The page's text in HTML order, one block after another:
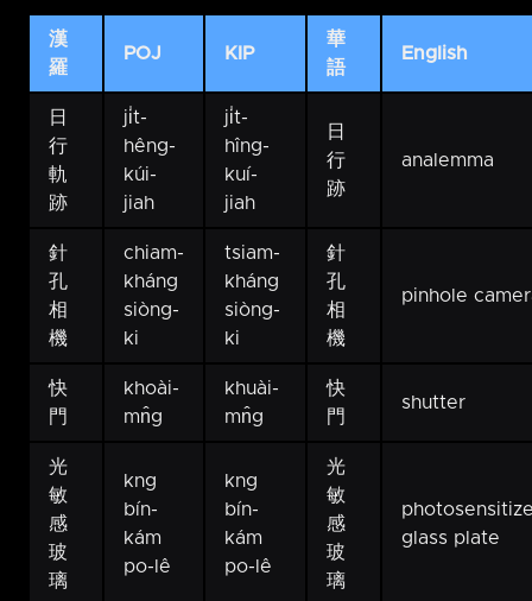
漢
羅
POJ KIP
華
語
English
日
行
軌
跡
ji̍t-
hêng-
kúi-
jiah
ji̍t-
hîng-
kuí-
jiah
日
行
跡
analemma
針
孔
相
機
chiam-
kháng
siòng-
ki
tsiam-
kháng
siòng-
ki
針
孔
相
機
pinhole
快
門
khoài-
mn̂g
khuài-
mn̂g
快
門
shutter
光
敏
感
玻
璃
kng
bín-
kám
po-lê
kng
bín-
kám
po-lê
光
敏
感
玻
璃
glass plate